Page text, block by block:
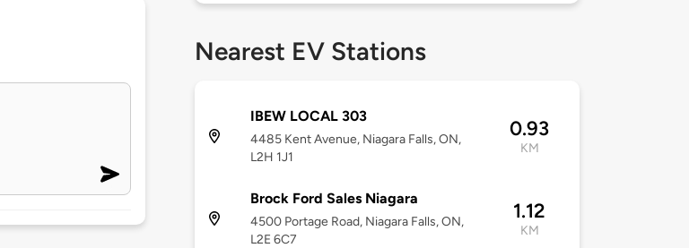
Nearest EV Stations
IBEW LOCAL 303
4485 Kent Avenue, Niagara Falls, ON,
L2H 1J1
0.93
KM
Brock Ford Sales Niagara
4500 Portage Road, Niagara Falls, ON,
L2E 6C7
1.12
KM